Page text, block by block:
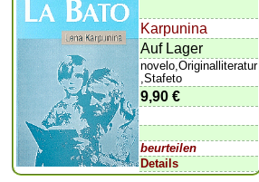
Karpunina
Auf Lager
novelo,Originalliteratur
,Stafeto
9,90 €
beurteilen
Details